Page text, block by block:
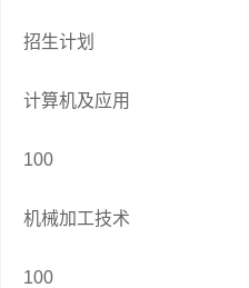
招生计划
计算机及应用
100
机械加工技术
100